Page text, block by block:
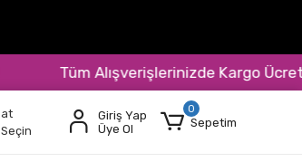
Tüm Alışverişlerinizde Kargo Ücretsiz!
Giriş Yap
Üye Ol
0
Sepetim